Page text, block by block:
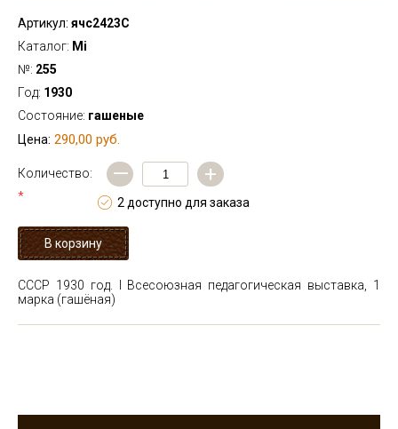
Артикул: ячс2423С
Каталог: Mi
№: 255
Год: 1930
Состояние: гашеные
Цена: 290,00 руб.
Количество:
*
— +
2 доступно для заказа
СССР 1930 год. I Всесоюзная педагогическая выставка, 1
марка (гашёная)